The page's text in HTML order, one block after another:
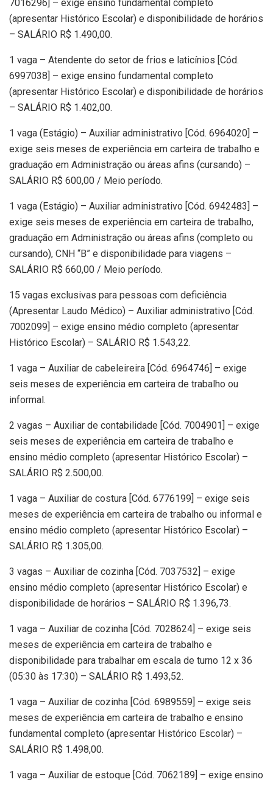
7016296] – exige ensino fundamental completo
(apresentar Histórico Escolar) e disponibilidade de horários
– SALÁRIO R$ 1.490,00.
1 vaga – Atendente do setor de frios e laticínios [Cód.
6997038] – exige ensino fundamental completo
(apresentar Histórico Escolar) e disponibilidade de horários
– SALÁRIO R$ 1.402,00.
1 vaga (Estágio) – Auxiliar administrativo [Cód. 6964020] –
exige seis meses de experiência em carteira de trabalho e
graduação em Administração ou áreas afins (cursando) –
SALÁRIO R$ 600,00 / Meio período.
1 vaga (Estágio) – Auxiliar administrativo [Cód. 6942483] –
exige seis meses de experiência em carteira de trabalho,
graduação em Administração ou áreas afins (completo ou
cursando), CNH “B” e disponibilidade para viagens –
SALÁRIO R$ 660,00 / Meio período.
15 vagas exclusivas para pessoas com deficiência
(Apresentar Laudo Médico) – Auxiliar administrativo [Cód.
7002099] – exige ensino médio completo (apresentar
Histórico Escolar) – SALÁRIO R$ 1.543,22.
1 vaga – Auxiliar de cabeleireira [Cód. 6964746] – exige
seis meses de experiência em carteira de trabalho ou
informal.
2 vagas – Auxiliar de contabilidade [Cód. 7004901] – exige
seis meses de experiência em carteira de trabalho e
ensino médio completo (apresentar Histórico Escolar) –
SALÁRIO R$ 2.500,00.
1 vaga – Auxiliar de costura [Cód. 6776199] – exige seis
meses de experiência em carteira de trabalho ou informal e
ensino médio completo (apresentar Histórico Escolar) –
SALÁRIO R$ 1.305,00.
3 vagas – Auxiliar de cozinha [Cód. 7037532] – exige
ensino médio completo (apresentar Histórico Escolar) e
disponibilidade de horários – SALÁRIO R$ 1.396,73.
1 vaga – Auxiliar de cozinha [Cód. 7028624] – exige seis
meses de experiência em carteira de trabalho e
disponibilidade para trabalhar em escala de turno 12 x 36
(05:30 às 17:30) – SALÁRIO R$ 1.493,52.
1 vaga – Auxiliar de cozinha [Cód. 6989559] – exige seis
meses de experiência em carteira de trabalho e ensino
fundamental completo (apresentar Histórico Escolar) –
SALÁRIO R$ 1.498,00.
1 vaga – Auxiliar de estoque [Cód. 7062189] – exige ensino